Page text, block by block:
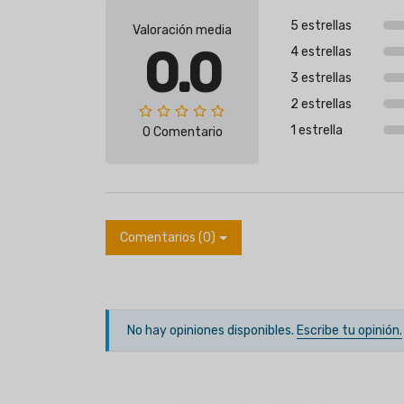
Valoración media
0.0
0 Comentario
5 estrellas
4 estrellas
3 estrellas
2 estrellas
1 estrella
Comentarios (0)
No hay opiniones disponibles. Escribe tu opinión.